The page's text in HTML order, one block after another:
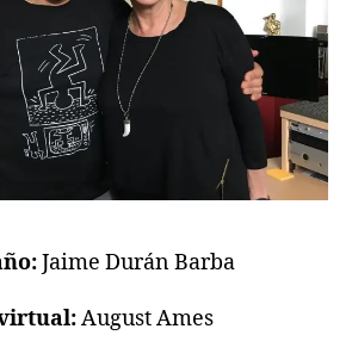
Jaime Durán Barba
August Ames